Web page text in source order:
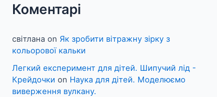
Коментарі
світлана on Як зробити вітражну зірку з
кольорової кальки
Легкий експеримент для дітей. Шипучий лід -
Крейдочки on Наука для дітей. Моделюємо
виверження вулкану.